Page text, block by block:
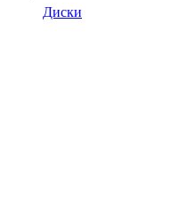
Диски